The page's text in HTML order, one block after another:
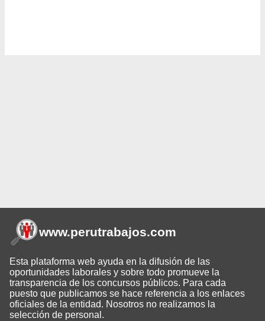
www.perutrabajos.com
Esta plataforma web ayuda en la difusión de las
oportunidades laborales y sobre todo promueve la
transparencia de los concursos públicos. Para cada
puesto que publicamos se hace referencia a los enlaces
oficiales de la entidad. Nosotros no realizamos la
selección de personal.